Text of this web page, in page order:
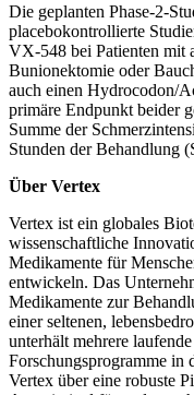
Die geplanten Phase-2-
placebokontrollierte
VX-548 bei Patienten mit
Bunionektomie oder
auch einen Hydrocodon/
primäre Endpunkt beider
Summe der
Stunden der Behandlung
Über Vertex
Vertex ist ein globales
wissenschaftliche
Medikamente für
entwickeln. Das
Medikamente zur
einer seltenen,
unterhält mehrere
Forschungsprogramme in
Vertex über eine robuste